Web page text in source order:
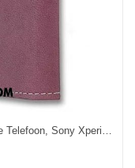
Sony Xperia E5 Hoesje Kaart Hoes Mobiele Telefoon, Sony Xperia E5 Hoesje Rood Ondersteuning